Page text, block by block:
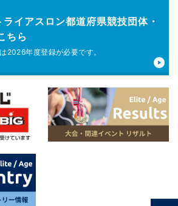
ライアスロン都道府県競技団体・
ちら
2026年度登録が必要です。